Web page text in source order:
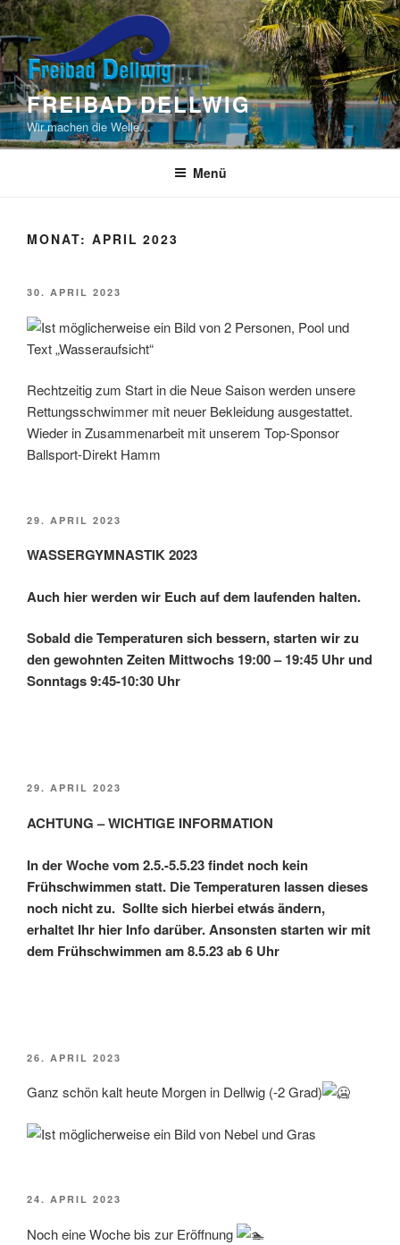
Zum
Inhalt
springen
FREIBAD DELLWIG
Wir machen die Welle…
Menü
MONAT: APRIL 2023
VERÖFFENTLICHT
30. APRIL 2023
Rechtzeitig zum Start in die Neue Saison werden unsere
Rettungsschwimmer mit neuer Bekleidung ausgestattet.
Wieder in Zusammenarbeit mit unserem Top-Sponsor
Ballsport-Direkt Hamm
VERÖFFENTLICHT
29. APRIL 2023
WASSERGYMNASTIK 2023
Auch hier werden wir Euch auf dem laufenden halten.
Sobald die Temperaturen sich bessern, starten wir zu
den gewohnten Zeiten Mittwochs 19:00 – 19:45 Uhr und
Sonntags 9:45-10:30 Uhr
VERÖFFENTLICHT
29. APRIL 2023
ACHTUNG – WICHTIGE INFORMATION
In der Woche vom 2.5.-5.5.23 findet noch kein
Frühschwimmen statt. Die Temperaturen lassen dieses
noch nicht zu. Sollte sich hierbei etwás ändern,
erhaltet Ihr hier Info darüber. Ansonsten starten wir mit
dem Frühschwimmen am 8.5.23 ab 6 Uhr
VERÖFFENTLICHT
26. APRIL 2023
Ganz schön kalt heute Morgen in Dellwig (-2 Grad)
VERÖFFENTLICHT
24. APRIL 2023
Noch eine Woche bis zur Eröffnung